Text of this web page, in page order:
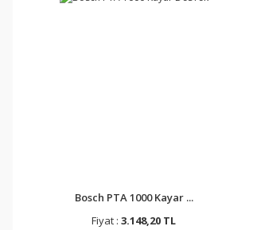
Bosch PTA 1000 Kayar ...
Fiyat : 3.148,20 TL